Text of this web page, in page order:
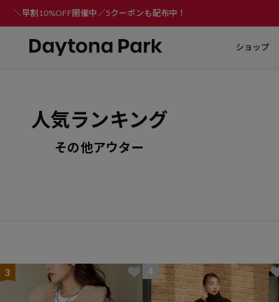
＼早割10%OFF開催中／5クーポンも配布中！
ショップ
人気ランキング
その他アウター
3 4